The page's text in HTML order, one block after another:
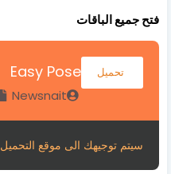
فتح جميع الباقات
Easy Pose تحميل
Newsnait
سيتم توجيهك الى موقع التحميل